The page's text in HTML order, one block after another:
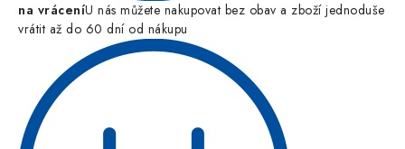
na vráceníU nás můžete nakupovat bez obav a zboží jednoduše
vrátit až do 60 dní od nákupu